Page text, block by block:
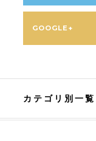
GOOGLE+
カテゴリ別一覧